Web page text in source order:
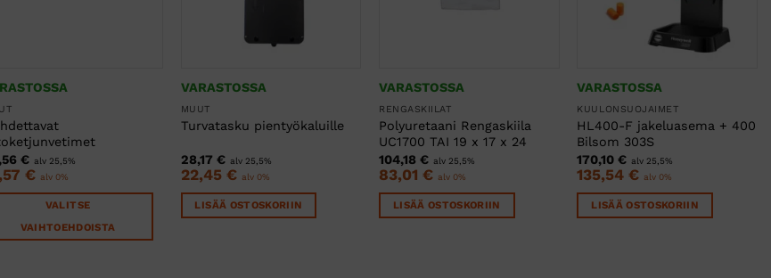
€ alv 25,5%
€ alv 0%
VALITSE
VAIHTOEHDOISTA
VARASTOSSA
MUUT
Turvatasku pientyökaluille
28,17 € alv 25,5%
22,45 € alv 0%
LISÄÄ OSTOSKORIIN
VARASTOSSA
RENGASKIILAT
Polyuretaani Rengaskiila
UC1700 TAI 19 x 17 x 24
104,18€ alv 25,5%
83,01€ alv 0%
LISÄÄ OSTOSKORIIN
VARASTOSSA
KUULONSUOJAIMET
HL400-F jakeluasema + 400
Bilsom 303S
170,10€ alv 25,5%
135,54€ alv 0%
LISÄÄ OSTOSKORIIN